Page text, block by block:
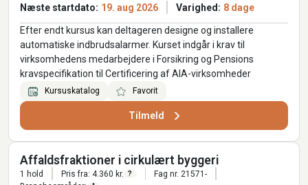
Næste startdato: 19. aug 2026 Varighed: 8 dage
Efter endt kursus kan deltageren designe og installere
automatiske indbrudsalarmer. Kurset indgår i krav til
virksomhedens medarbejdere i Forsikring og Pensions
kravspecifikation til Certificering af AIA-virksomheder
Kursuskatalog Favorit
Tilmeld
Affaldsfraktioner i cirkulært byggeri
1 hold Pris fra: 4.360 kr. ?
Fag nr. 21571-